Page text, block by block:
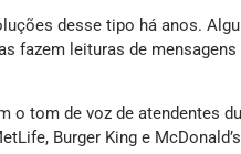
desse tipo há anos.
fazem leituras de
o tom de voz de atendentes
Burger King e